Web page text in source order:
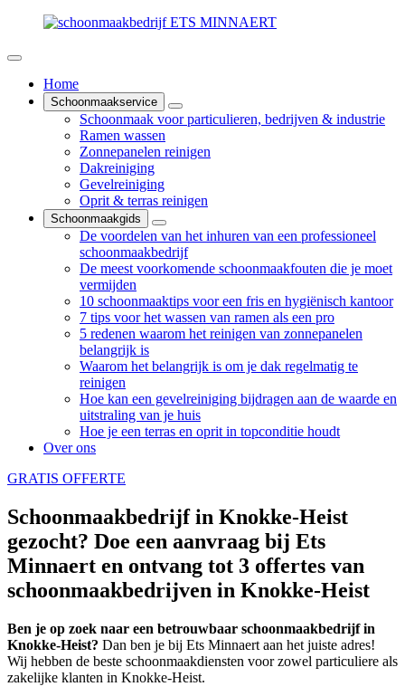
Home
Schoonmaakservice
Schoonmaak voor particulieren, bedrijven & industrie
Ramen wassen
Zonnepanelen reinigen
Dakreiniging
Gevelreiniging
Oprit & terras reinigen
Schoonmaakgids
De voordelen van het inhuren van een professioneel
schoonmaakbedrijf
De meest voorkomende schoonmaakfouten die je moet
vermijden
10 schoonmaaktips voor een fris en hygiënisch kantoor
7 tips voor het wassen van ramen als een pro
5 redenen waarom het reinigen van zonnepanelen
belangrijk is
Waarom het belangrijk is om je dak regelmatig te
reinigen
Hoe kan een gevelreiniging bijdragen aan de waarde en
uitstraling van je huis
Hoe je een terras en oprit in topconditie houdt
Over ons
GRATIS OFFERTE
Schoonmaakbedrijf in Knokke-Heist
gezocht? Doe een aanvraag bij Ets
Minnaert en ontvang tot 3 offertes van
schoonmaakbedrijven in Knokke-Heist
Ben je op zoek naar een betrouwbaar schoonmaakbedrijf in
Knokke-Heist? Dan ben je bij Ets Minnaert aan het juiste adres!
Wij hebben de beste schoonmaakdiensten voor zowel particuliere als
zakelijke klanten in Knokke-Heist.